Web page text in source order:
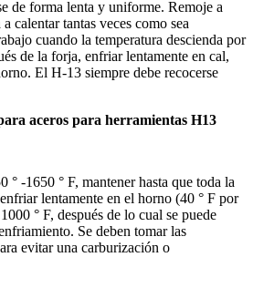
de forma lenta y uniforme. Remoje a
calentar tantas veces como sea
cuando la temperatura descienda por
de la forja, enfriar lentamente en cal,
El H-13 siempre debe recocerse
aceros para herramientas H13
° -1650 ° F, mantener hasta que toda la
lentamente en el horno (40 ° F por
° F, después de lo cual se puede
Se deben tomar las
evitar una carburización o